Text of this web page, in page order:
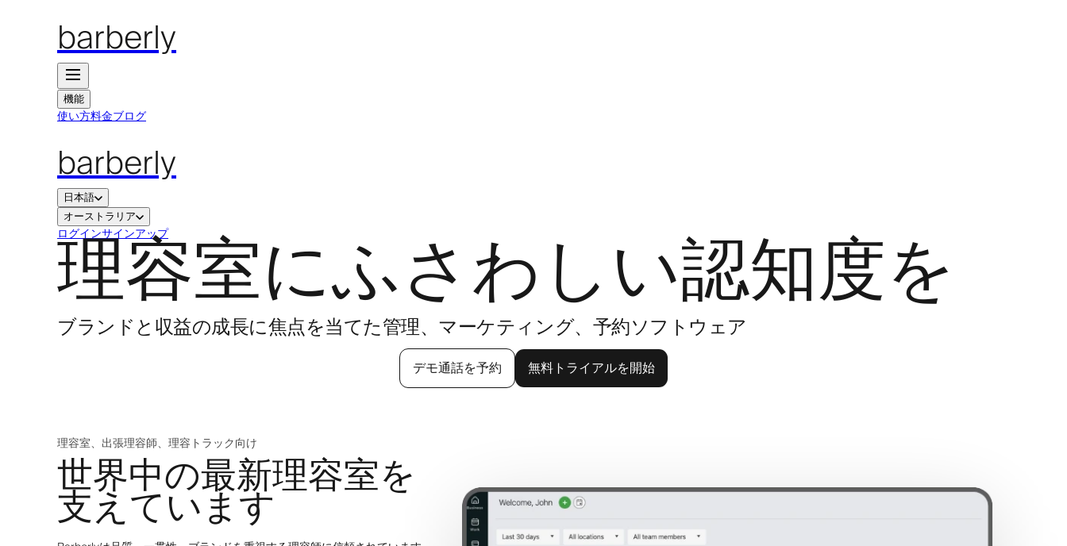
barberly
機能
使い方料金ブログ
barberly
日本語
オーストラリア
ログインサインアップ
理容室にふさわしい認知度を
ブランドと収益の成長に焦点を当てた管理、マーケティング、予約ソフトウェア
デモ通話を予約 無料トライアルを開始
理容室、出張理容師、理容トラック向け
世界中の最新理容室を
支えています